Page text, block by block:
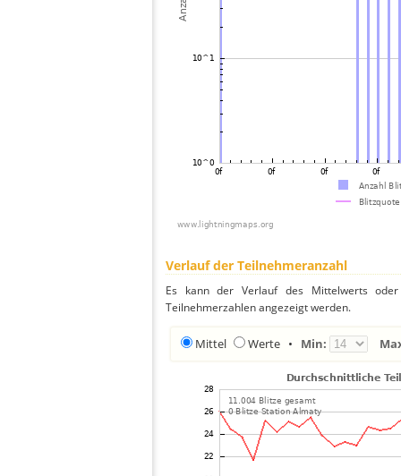
Verlauf der Teilnehmeranzahl
Es kann der Verlauf des Mittelwerts
Teilnehmerzahlen angezeigt werden.
Mittel Werte • Min: